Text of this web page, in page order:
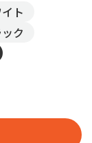
ト
ク